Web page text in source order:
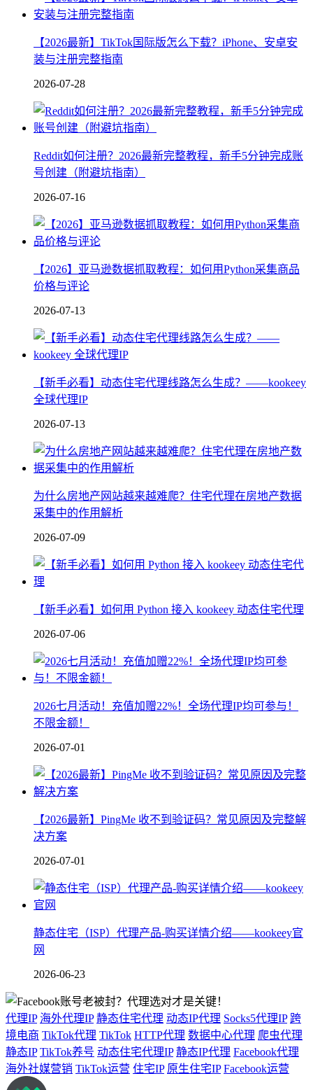
【2026最新】TikTok国际版怎么下载？iPhone、安卓安
装与注册完整指南
2026-07-28
Reddit如何注册？2026最新完整教程，新手5分钟完成账
号创建（附避坑指南）
2026-07-16
【2026】亚马逊数据抓取教程：如何用Python采集商品
价格与评论
2026-07-13
【新手必看】动态住宅代理线路怎么生成？——kookeey
全球代理IP
2026-07-13
为什么房地产网站越来越难爬？住宅代理在房地产数据
采集中的作用解析
2026-07-09
【新手必看】如何用 Python 接入 kookeey 动态住宅代理
2026-07-06
2026七月活动！充值加赠22%！全场代理IP均可参与！
不限金额！
2026-07-01
【2026最新】PingMe 收不到验证码？常见原因及完整解
决方案
2026-07-01
静态住宅（ISP）代理产品-购买详情介绍——kookeey官
网
2026-06-23
代理IP 海外代理IP 静态住宅代理 动态IP代理 Socks5代理IP 跨
境电商 TikTok代理 TikTok HTTP代理 数据中心代理 爬虫代理
静态IP TikTok养号 动态住宅代理IP 静态IP代理 Facebook代理
海外社媒营销 TikTok运营 住宅IP 原生住宅IP Facebook运营